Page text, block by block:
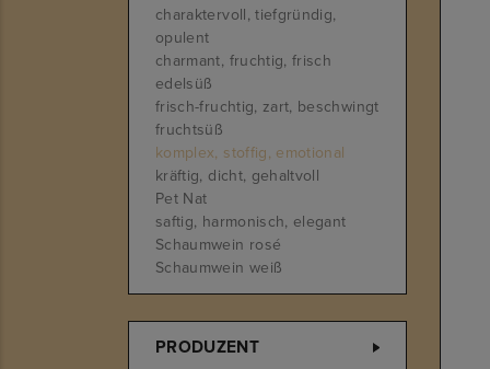
charaktervoll, tiefgründig,
opulent
charmant, fruchtig, frisch
edelsüß
frisch-fruchtig, zart, beschwingt
fruchtsüß
komplex, stoffig, emotional
kräftig, dicht, gehaltvoll
Pet Nat
saftig, harmonisch, elegant
Schaumwein rosé
Schaumwein weiß
PRODUZENT